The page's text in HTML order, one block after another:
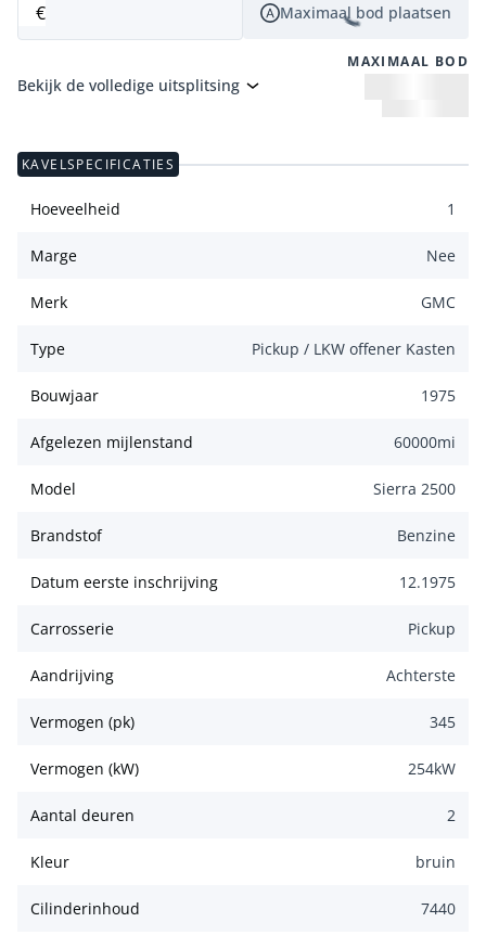
€ Maximaal bod plaatsen
MAXIMAAL BOD
Bekijk de volledige uitsplitsing
KAVELSPECIFICATIES
Hoeveelheid 1
Marge Nee
Merk GMC
Type Pickup / LKW offener Kasten
Bouwjaar 1975
Afgelezen mijlenstand 60000mi
Model Sierra 2500
Brandstof Benzine
Datum eerste inschrijving 12.1975
Carrosserie Pickup
Aandrijving Achterste
Vermogen (pk) 345
Vermogen (kW) 254kW
Aantal deuren 2
Kleur bruin
Cilinderinhoud 7440